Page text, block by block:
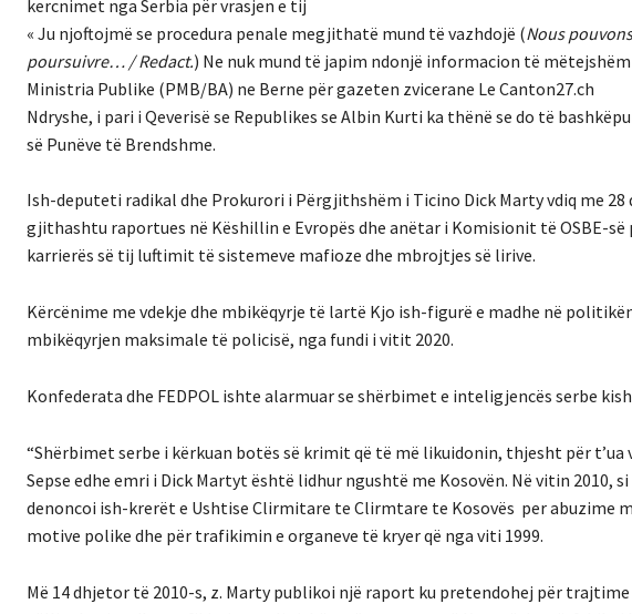
kercnimet nga Serbia për vrasjen e tij
« Ju njoftojmë se procedura penale megjithatë mund të vazhdojë (Nous
poursuivre… / Redact.) Ne nuk mund të japim ndonjë informacion të
Ministria Publike (PMB/BA) ne Berne për gazeten zvicerane Le Canton27.ch
Ndryshe, i pari i Qeverisë se Republikes se Albin Kurti ka thënë se do të
së Punëve të Brendshme.
Ish-deputeti radikal dhe Prokurori i Përgjithshëm i Ticino Dick Marty vdiq me 28
gjithashtu raportues në Këshillin e Evropës dhe anëtar i Komisionit të OSBE-
karrierës së tij luftimit të sistemeve mafioze dhe mbrojtjes së lirive.
Kërcënime me vdekje dhe mbikëqyrje të lartë Kjo ish-figurë e madhe në
mbikëqyrjen maksimale të policisë, nga fundi i vitit 2020.
Konfederata dhe FEDPOL ishte alarmuar se shërbimet e inteligjencës serbe
“Shërbimet serbe i kërkuan botës së krimit që të më likuidonin, thjesht për t’ua
Sepse edhe emri i Dick Martyt është lidhur ngushtë me Kosovën. Në vitin 2010,
denoncoi ish-krerët e Ushtise Clirmitare te Clirmtare te Kosovës per abuzime
motive polike dhe për trafikimin e organeve të kryer që nga viti 1999.
Më 14 dhjetor të 2010-s, z. Marty publikoi një raport ku pretendohej për